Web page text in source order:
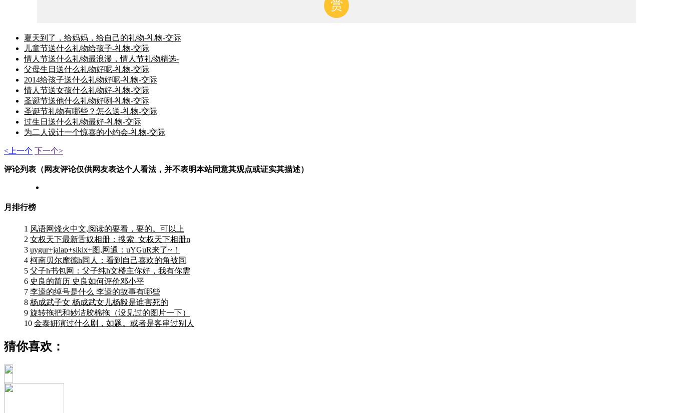
赏
夏天到了，给妈妈，给自己的礼物-礼物-交际
儿童节送什么礼物给孩子-礼物-交际
情人节送什么礼物最浪漫，情人节礼物精选-
父母生日送什么礼物好呢-礼物-交际
2014给孩子送什么礼物好呢-礼物-交际
情人节送女孩什么礼物好-礼物-交际
圣诞节送他什么礼物好咧-礼物-交际
圣诞节礼物有哪些？怎么送-礼物-交际
过生日送什么礼物最好-礼物-交际
为二人设计一个惊喜的小约会-礼物-交际
<上一个 下一个>
评论列表（网友评论仅供网友表达个人看法，并不表明本站同意其观点或证实其描述）
月排行榜
1 风语网烽火中文,阅读的要看，要的。可以上
2 女权天下最新舌奴相册：搜索_女权天下相册n
3 uygur+jalap+sikix+图,网通：uYGuR来了~！
4 柯南贝尔摩德h同人：看到自己喜欢的角被同
5 父子h书包网：父子纯h文楼主你好，我有你需
6 史良的简历 史良如何评价邓小平
7 李逵的绰号是什么 李逵的故事有哪些
8 杨成武子女 杨成武女儿杨毅是谁害死的
9 旋转拖把和妙洁胶棉拖（没见过的图片一下）
10 金泰妍演过什么剧，如题。或者是客串过别人
猜你喜欢：